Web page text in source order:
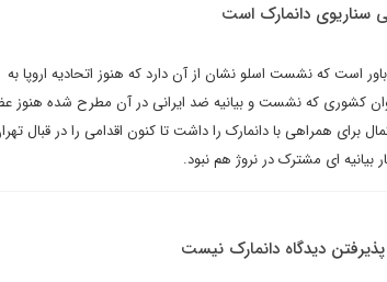
سناریوی دانمارک است
است که نشست اسلو نشان از آن دارد که هنوز اتحادیه اروپا به
کشوری که نشست و بیانیه ضد ایرانی در آن مطرح شده هنوز
برای همراهی با دانمارک را داشت تا کنون اقدامی را در قبال
ای مشترک در نروژ هم نبود.
دیدگاه دانمارک نیست